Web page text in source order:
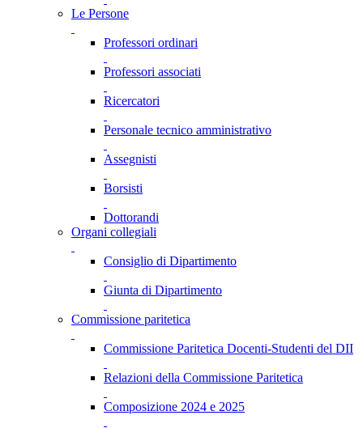
Le Persone
Professori ordinari
Professori associati
Ricercatori
Personale tecnico amministrativo
Assegnisti
Borsisti
Dottorandi
Organi collegiali
Consiglio di Dipartimento
Giunta di Dipartimento
Commissione paritetica
Commissione Paritetica Docenti-Studenti del DII
Relazioni della Commissione Paritetica
Composizione 2024 e 2025